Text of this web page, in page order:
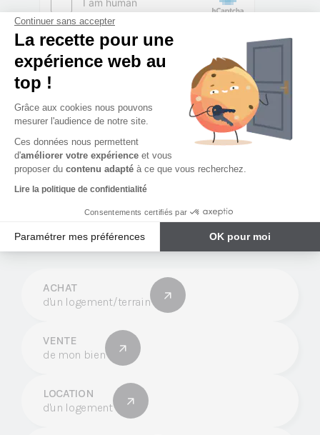
Continuer sans accepter
La recette pour une
expérience web au
top !
Grâce aux cookies nous pouvons
mesurer l'audience de notre site.
Ces données nous permettent
d'améliorer votre expérience et vous
proposer du contenu adapté à ce que vous recherchez.
Lire la politique de confidentialité
Consentements certifiés par
Paramétrer mes préférences OK pour moi
Le Groupe Procivis Ouest
propose tous les services immobiliers
ACHAT
d'un logement/terrain
VENTE
de mon bien
LOCATION
d'un logement